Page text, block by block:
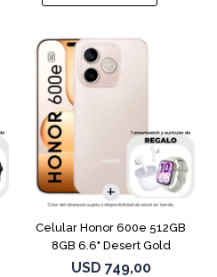
Celular Honor 600e 512GB
8GB 6.6" Desert Gold
USD 749,00
COMPARAR